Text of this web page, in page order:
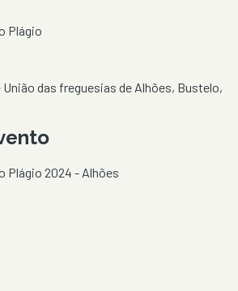
Plágio
das freguesias de Alhões, Bustelo,
Plágio 2024 - Alhões